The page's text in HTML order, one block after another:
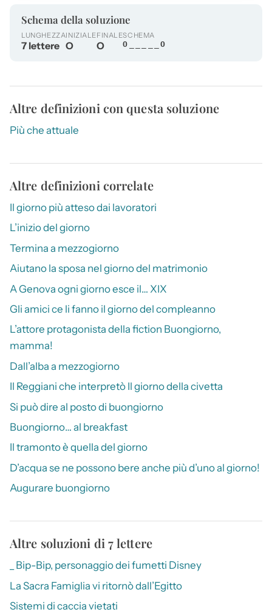
Schema della soluzione
LUNGHEZZA
7 lettere
INIZIALE
O
FINALE
O
SCHEMA
O_____O
Altre definizioni con questa soluzione
Più che attuale
Altre definizioni correlate
Il giorno più atteso dai lavoratori
L’inizio del giorno
Termina a mezzogiorno
Aiutano la sposa nel giorno del matrimonio
A Genova ogni giorno esce il… XIX
Gli amici ce li fanno il giorno del compleanno
L’attore protagonista della fiction Buongiorno,
mamma!
Dall’alba a mezzogiorno
Il Reggiani che interpretò Il giorno della civetta
Si può dire al posto di buongiorno
Buongiorno… al breakfast
Il tramonto è quella del giorno
D’acqua se ne possono bere anche più d’uno al giorno!
Augurare buongiorno
Altre soluzioni di 7 lettere
_ Bip-Bip, personaggio dei fumetti Disney
La Sacra Famiglia vi ritornò dall’Egitto
Sistemi di caccia vietati